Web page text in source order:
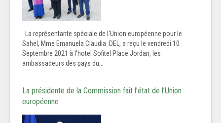
La représentante spéciale de l'Union européenne pour le
Sahel, Mme Emanuela Claudia DEL, a reçu le vendredi 10
Septembre 2021 à l'hotel Sofitel Place Jordan, les
ambassadeurs des pays du...
La présidente de la Commission fait l’état de l’Union
européenne